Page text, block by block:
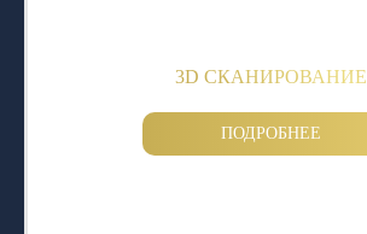
3D СКАНИРОВАНИЕ
ПОДРОБНЕЕ